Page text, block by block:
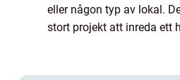
eller någon typ av lokal.
stort projekt att inreda ett